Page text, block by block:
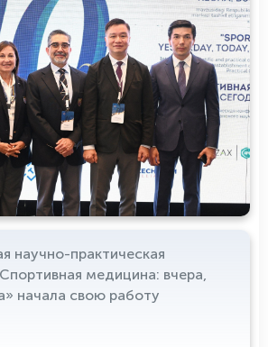
научно-практическая
медицина: вчера,
начала свою работу